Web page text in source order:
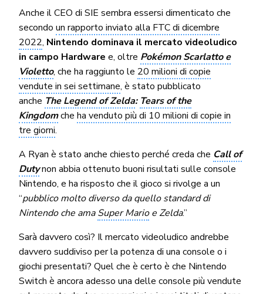
Anche il CEO di SIE sembra essersi dimenticato che
secondo un rapporto inviato alla FTC di dicembre
2022, Nintendo dominava il mercato videoludico
in campo Hardware e, oltre Pokémon Scarlatto e
Violetto, che ha raggiunto le 20 milioni di copie
vendute in sei settimane, è stato pubblicato
anche The Legend of Zelda: Tears of the
Kingdomche ha venduto più di 10 milioni di copie in
tre giorni.
A Ryan è stato anche chiesto perché creda che Call of
Dutynon abbia ottenuto buoni risultati sulle console
Nintendo, e ha risposto che il gioco si rivolge a un
“pubblico molto diverso da quello standard di
Nintendo che amaSuper Marioe Zelda.”
Sarà davvero così? Il mercato videoludico andrebbe
davvero suddiviso per la potenza di una console o i
giochi presentati? Quel che è certo è che Nintendo
Switch è ancora adesso una delle console più vendute